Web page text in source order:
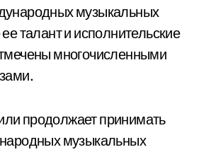
музыкальных
талант и исполнительские
многочисленными
продолжает принимать
музыкальных